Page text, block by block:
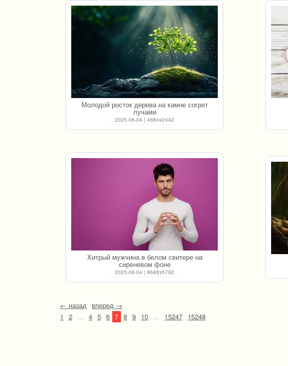
Молодой росток дерева на камне согрет
лучами
2025-06-04 | 4884x2442
Хитрый мужчина в белом свитере на
сиреневом фоне
2025-06-04 | 8688x5792
← назад вперед →
1
2 ... 4 5 6 7 8 9 10 ... 15247 15248